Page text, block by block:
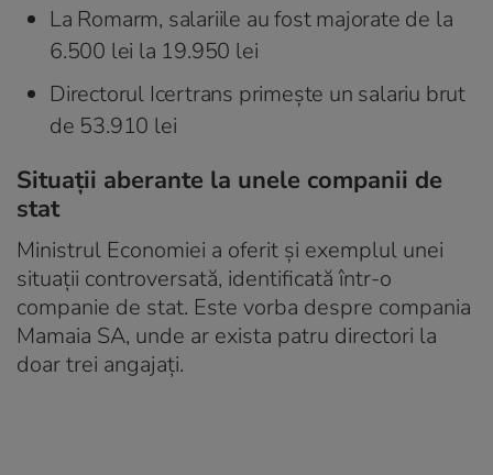
La Romarm, salariile au fost majorate de la
6.500 lei la 19.950 lei
Directorul Icertrans primește un salariu brut
de 53.910 lei
Situații aberante la unele companii de
stat
Ministrul Economiei a oferit și exemplul unei
situații controversată, identificată într-o
companie de stat. Este vorba despre compania
Mamaia SA, unde ar exista patru directori la
doar trei angajați.